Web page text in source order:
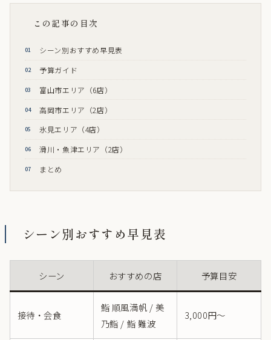
この記事の目次
01 シーン別おすすめ早見表
02 予算ガイド
03 富山市エリア（6店）
04 高岡市エリア（2店）
05 氷見エリア（4店）
06 滑川・魚津エリア（2店）
07 まとめ
シーン別おすすめ早見表
シーン おすすめの店 予算目安
接待・会食
鮨 順風満帆 / 美
乃鮨 / 鮨 難波
3,000円〜